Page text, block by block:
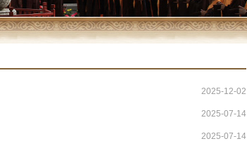
2025-12-02
2025-07-14
2025-07-14